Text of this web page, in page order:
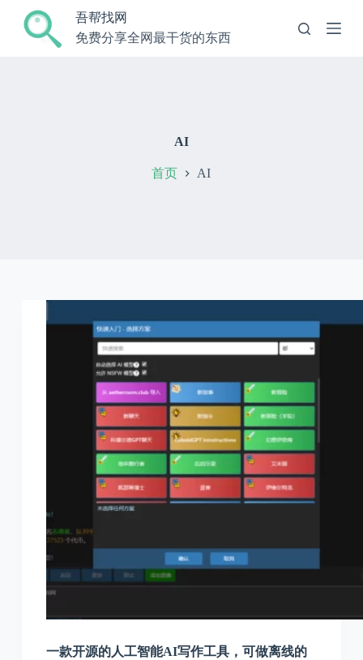
跳
过
吾帮找网
免费分享全网最干货的东西
AI
首页 AI
一款开源的人工智能AI写作工具，可做离线的